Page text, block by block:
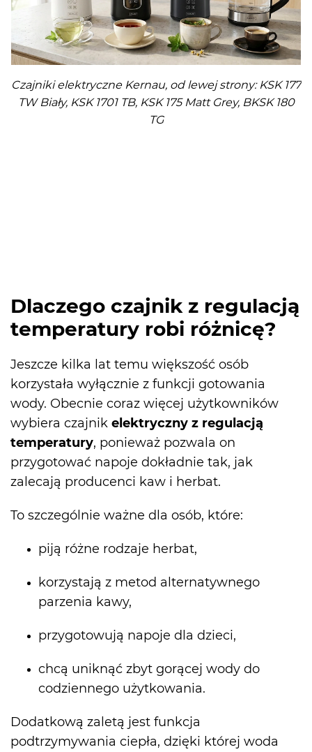
Czajniki elektryczne Kernau, od lewej strony: KSK 177
TW Biały, KSK 1701 TB, KSK 175 Matt Grey, BKSK 180
TG
Dlaczego czajnik z regulacją
temperatury robi różnicę?
Jeszcze kilka lat temu większość osób
korzystała wyłącznie z funkcji gotowania
wody. Obecnie coraz więcej użytkowników
wybiera czajnik elektryczny z regulacją
temperatury, ponieważ pozwala on
przygotować napoje dokładnie tak, jak
zalecają producenci kaw i herbat.
To szczególnie ważne dla osób, które:
piją różne rodzaje herbat,
korzystają z metod alternatywnego
parzenia kawy,
przygotowują napoje dla dzieci,
chcą uniknąć zbyt gorącej wody do
codziennego użytkowania.
Dodatkową zaletą jest funkcja
podtrzymywania ciepła, dzięki której woda